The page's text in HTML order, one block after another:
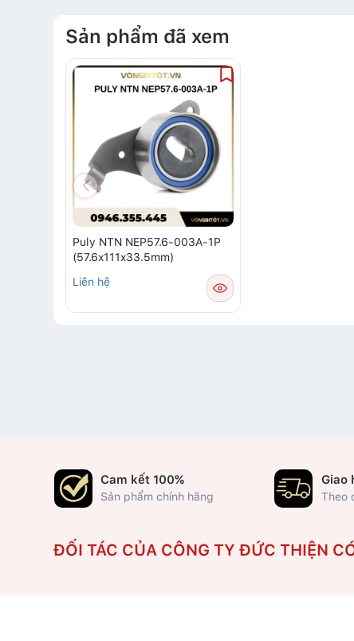
Sản phẩm đã xem
Puly NTN NEP57.6-003A-1P
(57.6x111x33.5mm)
Liên hệ
Cam kết 100%
Sản phẩm chính hãng
Giao
Theo
ĐỐI TÁC CỦA CÔNG TY ĐỨC THIỆN